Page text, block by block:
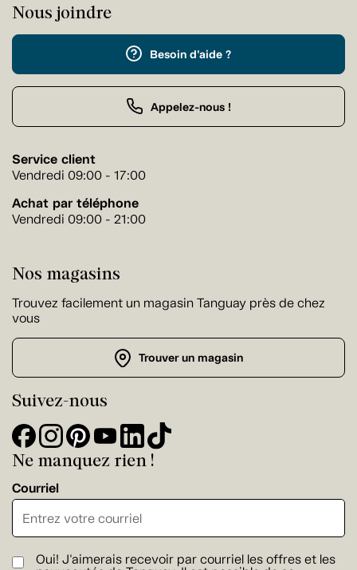
Nous joindre
Besoin d'aide ?
Appelez-nous !
Service client
Vendredi 09:00 - 17:00
Achat par téléphone
Vendredi 09:00 - 21:00
Nos magasins
Trouvez facilement un magasin Tanguay près de chez
vous
Trouver un magasin
Suivez-nous
Ne manquez rien !
Courriel
Oui! J'aimerais recevoir par courriel les offres et les